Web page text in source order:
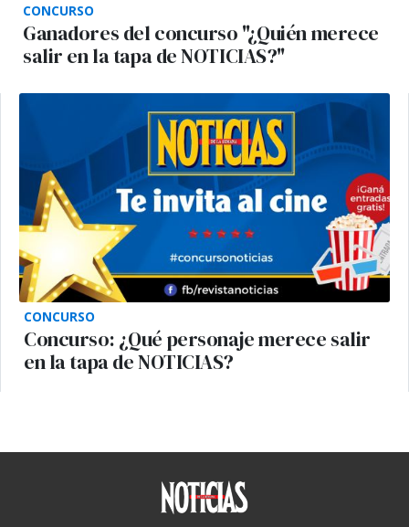
CONCURSO
Ganadores del concurso "¿Quién merece
salir en la tapa de NOTICIAS?"
CONCURSO
Concurso: ¿Qué personaje merece salir
en la tapa de NOTICIAS?